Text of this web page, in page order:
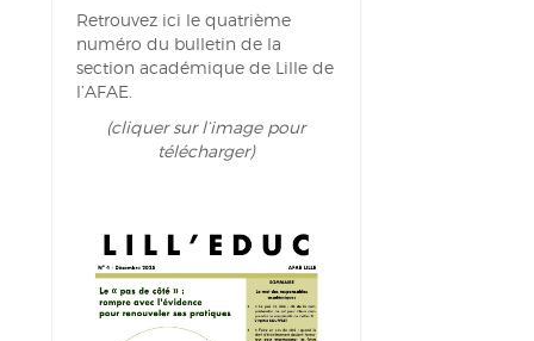
Retrouvez ici le quatrième
numéro du bulletin de la
section académique de Lille de
l’AFAE.
(cliquer sur l’image pour
télécharger)